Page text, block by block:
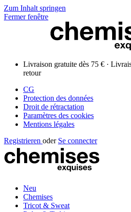
Zum Inhalt springen
Fermer fenêtre
Livraison gratuite dès 75 € ·
retour
CG
Protection des données
Droit de rétractation
Paramètres des cookies
Mentions légales
Registrieren oder Se connecter
Neu
Chemises
Tricot & Sweat